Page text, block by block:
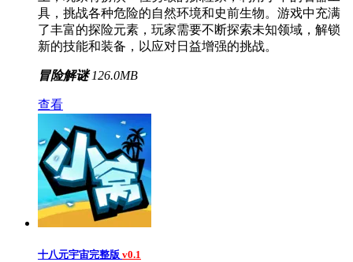
具，挑战各种危险的自然环境和史前生物。游戏中充满
了丰富的探险元素，玩家需要不断探索未知领域，解锁
新的技能和装备，以应对日益增强的挑战。
冒险解谜 126.0MB
查看
十八元宇宙完整版 v0.1